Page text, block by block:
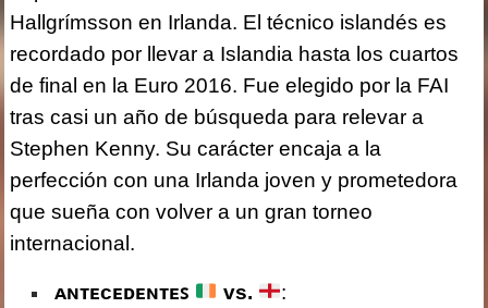
Hallgrímsson en Irlanda. El técnico islandés es
recordado por llevar a Islandia hasta los cuartos
de final en la Euro 2016. Fue elegido por la FAI
tras casi un año de búsqueda para relevar a
Stephen Kenny. Su carácter encaja a la
perfección con una Irlanda joven y prometedora
que sueña con volver a un gran torneo
internacional.
ᴀɴᴛᴇᴄᴇᴅᴇɴᴛᴇꜱ vs.
: